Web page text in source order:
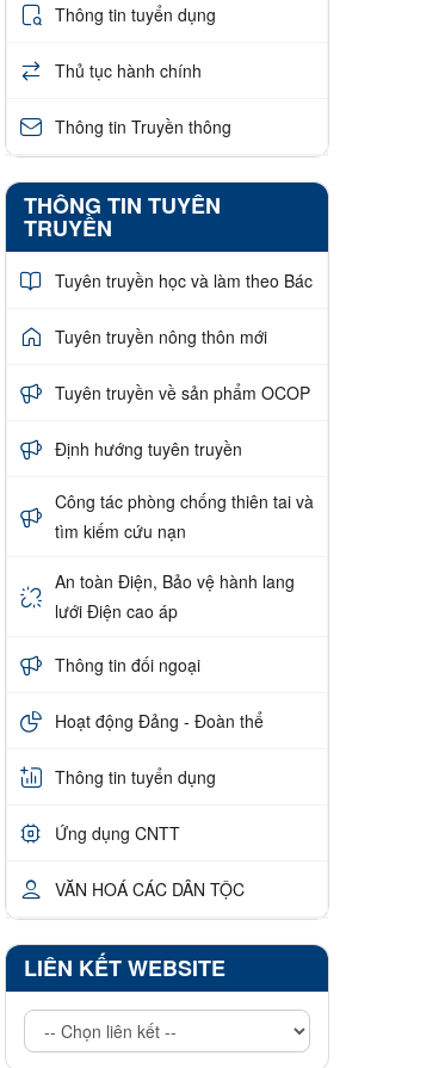
Thông tin tuyển dụng
Thủ tục hành chính
Thông tin Truyền thông
THÔNG TIN TUYÊN
TRUYỀN
Tuyên truyền học và làm theo Bác
Tuyên truyền nông thôn mới
Tuyên truyền về sản phẩm OCOP
Định hướng tuyên truyền
Công tác phòng chống thiên tai và
tìm kiếm cứu nạn
An toàn Điện, Bảo vệ hành lang
lưới Điện cao áp
Thông tin đối ngoại
Hoạt động Đảng - Đoàn thể
Thông tin tuyển dụng
Ứng dụng CNTT
VĂN HOÁ CÁC DÂN TỘC
LIÊN KẾT WEBSITE